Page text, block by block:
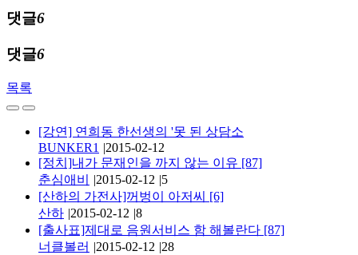
댓글6
댓글6
목록
[강연] 연희동 한선생의 '못 된 상담소
BUNKER1 |2015-02-12
[정치]내가 문재인을 까지 않는 이유 [87]
춘심애비
|2015-02-12 |5
[산하의 가전사]꺼벙이 아저씨 [6]
산하 |2015-02-12 |8
[출사표]제대로 음원서비스 함 해볼란다 [87]
너클볼러 |2015-02-12 |28